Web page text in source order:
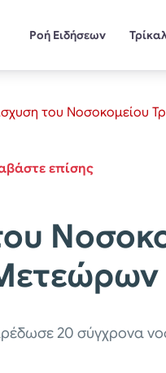
Ροή Ειδήσεων
του Νοσοκομείου
επίσης
20 σύγχρονα